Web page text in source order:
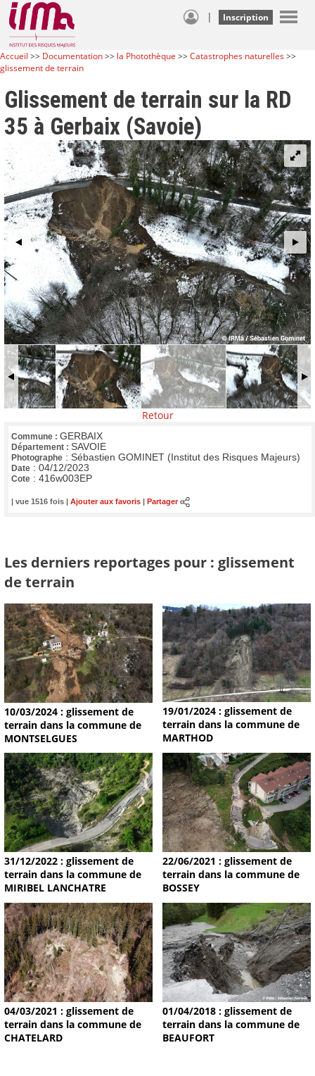
| Inscription
Accueil >> Documentation>> la Photothèque >>Catastrophes naturelles>>
glissement de terrain
Glissement de terrain sur la RD
35 à Gerbaix (Savoie)
Retour
Commune : GERBAIX
Département : SAVOIE
Photographe : Sébastien GOMINET (Institut des Risques Majeurs)
Date : 04/12/2023
Cote : 416w003EP
| vue 1516 fois | Ajouter aux favoris Partager
Les derniers reportages pour : glissement
de terrain
10/03/2024 : glissement de
terrain dans la commune de
MONTSELGUES
19/01/2024 : glissement de
terrain dans la commune de
MARTHOD
31/12/2022 : glissement de
terrain dans la commune de
MIRIBEL LANCHATRE
22/06/2021 : glissement de
terrain dans la commune de
BOSSEY
04/03/2021 : glissement de
terrain dans la commune de
CHATELARD
01/04/2018 : glissement de
terrain dans la commune de
BEAUFORT